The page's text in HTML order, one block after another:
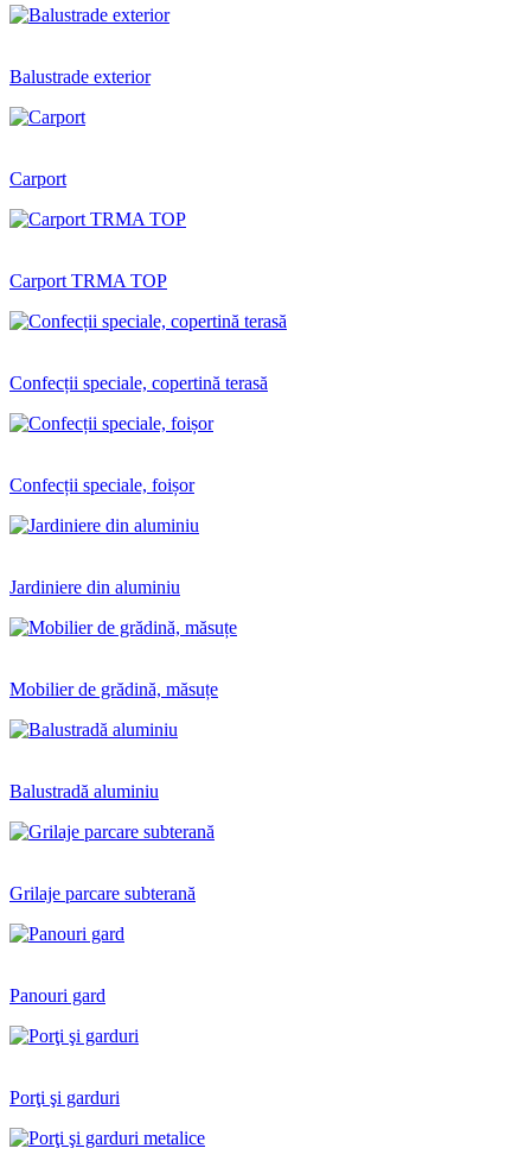
Balustrade exterior
Carport
Carport TRMA TOP
Confecții speciale, copertină terasă
Confecții speciale, foișor
Jardiniere din aluminiu
Mobilier de grădină, măsuțe
Balustradă aluminiu
Grilaje parcare subterană
Panouri gard
Porţi şi garduri